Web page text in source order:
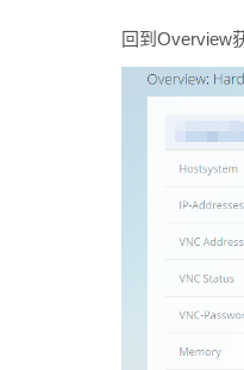
回到Overview